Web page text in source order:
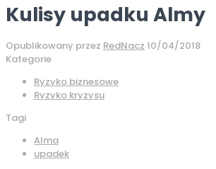
Kulisy upadku Almy
Opublikowany przez RedNacz 10/04/2018
Kategorie
Ryzyko biznesowe
Ryzyko kryzysu
Tagi
Alma
upadek